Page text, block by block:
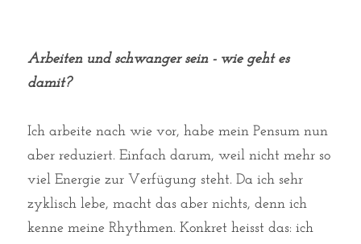
Arbeiten und schwanger sein - wie geht es
damit?
Ich arbeite nach wie vor, habe mein Pensum nun
aber reduziert. Einfach darum, weil nicht mehr so
viel Energie zur Verfügung steht. Da ich sehr
zyklisch lebe, macht das aber nichts, denn ich
kenne meine Rhythmen. Konkret heisst das: ich